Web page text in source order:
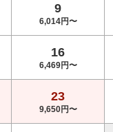
9
6,014円〜
16
6,469円〜
23
9,650円〜